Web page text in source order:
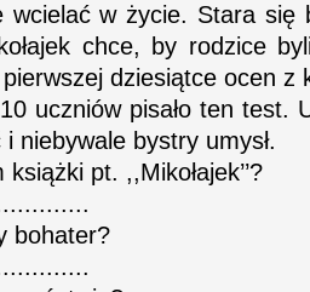
wcielać w życie. Stara się
chce, by rodzice
dziesiątce ocen z
uczniów pisało ten test.
niebywale bystry umysł.
pt. ,,Mikołajek’’?
bohater?